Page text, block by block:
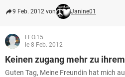
9 Feb. 2012 von Janine01
LEO.15
le 8 Feb. 2012
Keinen zugang mehr zu
Guten Tag, Meine Freundin hat mich